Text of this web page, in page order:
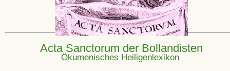
Acta Sanctorum der Bollandisten
Ökumenisches Heiligenlexikon